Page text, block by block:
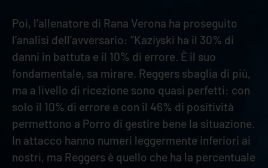
Poi, l’allenatore di Rana Verona ha proseguito
l’analisi dell’avversario: “Kaziyski ha il 30% di
danni in battuta e il 10% di errore. È il suo
fondamentale, sa mirare. Reggers sbaglia di più,
ma a livello di ricezione sono quasi perfetti: con
solo il 10% di errore e con il 46% di positività
permettono a Porro di gestire bene la situazione.
In attacco hanno numeri leggermente inferiori ai
nostri, ma Reggers è quello che ha la percentuale